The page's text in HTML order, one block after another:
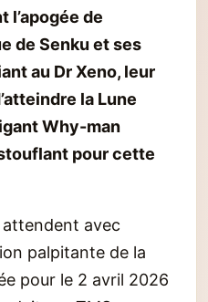
l’apogée de
de Senku et ses
au Dr Xeno, leur
la Lune
Why-man
pour cette
attendent avec
palpitante de la
pour le 2 avril 2026